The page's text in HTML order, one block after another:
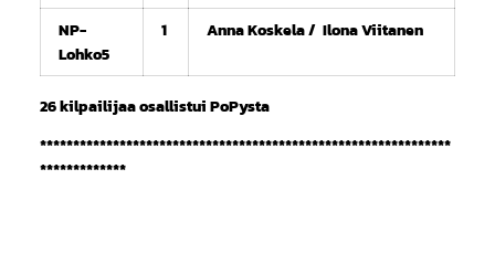
NP-
Lohko5
1 Anna Koskela / Ilona Viitanen
26 kilpailijaa osallistui PoPysta
**************************************************************
*************